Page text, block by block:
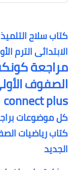
كتاب سلاح
الابتدائى الترم
مراجعة
الصفوف
connect plus
كل موضوعات
كتاب رياضيات
الجديد